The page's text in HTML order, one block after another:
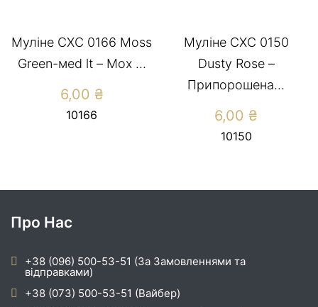
Муліне СХС 0166 Moss
Green-меd lt – Мох ...
6,00 ₴
10166
Муліне CXC 0150
Dusty Rose –
Припорошена...
6,00 ₴
10150
Про Нас
+38 (096) 500-53-51 (За Замовленнями та
відправками)
+38 (073) 500-53-51 (Вайбер)